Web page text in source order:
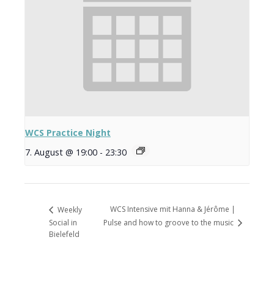
WCS Practice Night
7. August @ 19:00 - 23:30
Weekly
Social in
Bielefeld
WCS Intensive mit Hanna & Jérôme |
Pulse and how to groove to the music